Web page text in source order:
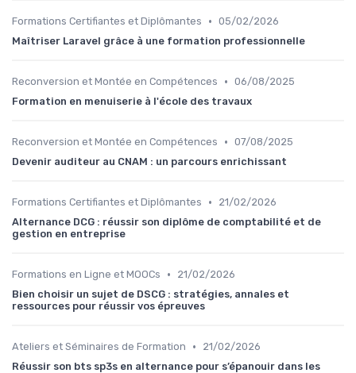
Formations Certifiantes et Diplômantes • 05/02/2026
Maîtriser Laravel grâce à une formation professionnelle
Reconversion et Montée en Compétences • 06/08/2025
Formation en menuiserie à l'école des travaux
Reconversion et Montée en Compétences • 07/08/2025
Devenir auditeur au CNAM : un parcours enrichissant
Formations Certifiantes et Diplômantes •
21/02/2026
Alternance DCG : réussir son diplôme de comptabilité et de
gestion en entreprise
Formations en Ligne et MOOCs •
21/02/2026
Bien choisir un sujet de DSCG : stratégies, annales et
ressources pour réussir vos épreuves
Ateliers et Séminaires de Formation •
21/02/2026
Réussir son bts sp3s en alternance pour s’épanouir dans les